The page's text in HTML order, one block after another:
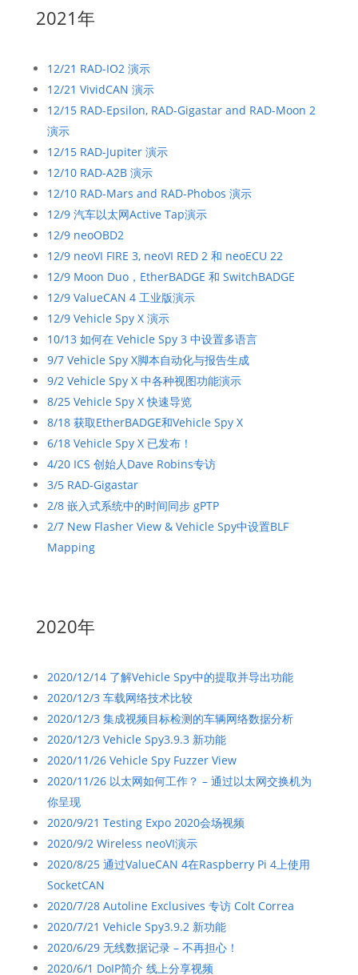
2021年
12/21 RAD-IO2 演示
12/21 VividCAN 演示
12/15 RAD-Epsilon, RAD-Gigastar and RAD-Moon 2
演示
12/15 RAD-Jupiter 演示
12/10 RAD-A2B 演示
12/10 RAD-Mars and RAD-Phobos 演示
12/9 汽车以太网Active Tap演示
12/9 neoOBD2
12/9 neoVI FIRE 3, neoVI RED 2 和 neoECU 22
12/9 Moon Duo，EtherBADGE 和 SwitchBADGE
12/9 ValueCAN 4 工业版演示
12/9 Vehicle Spy X 演示
10/13 如何在 Vehicle Spy 3 中设置多语言
9/7 Vehicle Spy X脚本自动化与报告生成
9/2 Vehicle Spy X 中各种视图功能演示
8/25 Vehicle Spy X 快速导览
8/18 获取EtherBADGE和Vehicle Spy X
6/18 Vehicle Spy X 已发布！
4/20 ICS 创始人Dave Robins专访
3/5 RAD-Gigastar
2/8 嵌入式系统中的时间同步 gPTP
2/7 New Flasher View & Vehicle Spy中设置BLF
Mapping
2020年
2020/12/14 了解Vehicle Spy中的提取并导出功能
2020/12/3 车载网络技术比较
2020/12/3 集成视频目标检测的车辆网络数据分析
2020/12/3 Vehicle Spy3.9.3 新功能
2020/11/26 Vehicle Spy Fuzzer View
2020/11/26 以太网如何工作？ – 通过以太网交换机为
你呈现
2020/9/21 Testing Expo 2020会场视频
2020/9/2 Wireless neoVI演示
2020/8/25 通过ValueCAN 4在Raspberry Pi 4上使用
SocketCAN
2020/7/28 Autoline Exclusives 专访 Colt Correa
2020/7/21 Vehicle Spy3.9.2 新功能
2020/6/29 无线数据记录 – 不再担心！
2020/6/1 DoIP简介 线上分享视频